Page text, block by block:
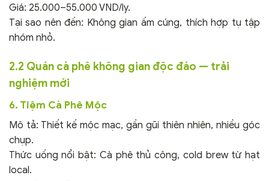
Giá: 25.000–55.000 VND/ly.
Tại sao nên đến: Không gian ấm cúng, thích hợp tụ tập
nhóm nhỏ.
2.2 Quán cà phê không gian độc đáo — trải
nghiệm mới
6. Tiệm Cà Phê Mộc
Mô tả: Thiết kế mộc mạc, gần gũi thiên nhiên, nhiều góc
chụp.
Thức uống nổi bật: Cà phê thủ công, cold brew từ hạt
local.